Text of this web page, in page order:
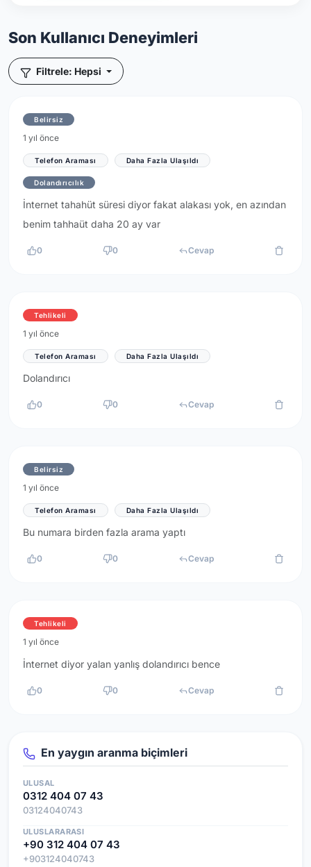
Son Kullanıcı Deneyimleri
Filtrele: Hepsi
Belirsiz
1 yıl önce
Telefon Araması Daha Fazla Ulaşıldı
Dolandırıcılık
İnternet tahahüt süresi diyor fakat alakası yok, en azından
benim tahhaüt daha 20 ay var
0 0 Cevap
Tehlikeli
1 yıl önce
Telefon Araması Daha Fazla Ulaşıldı
Dolandırıcı
0 0 Cevap
Belirsiz
1 yıl önce
Telefon Araması Daha Fazla Ulaşıldı
Bu numara birden fazla arama yaptı
0 0 Cevap
Tehlikeli
1 yıl önce
İnternet diyor yalan yanlış dolandırıcı bence
0 0 Cevap
En yaygın aranma biçimleri
ULUSAL
0312 404 07 43
03124040743
ULUSLARARASI
+90 312 404 07 43
+903124040743